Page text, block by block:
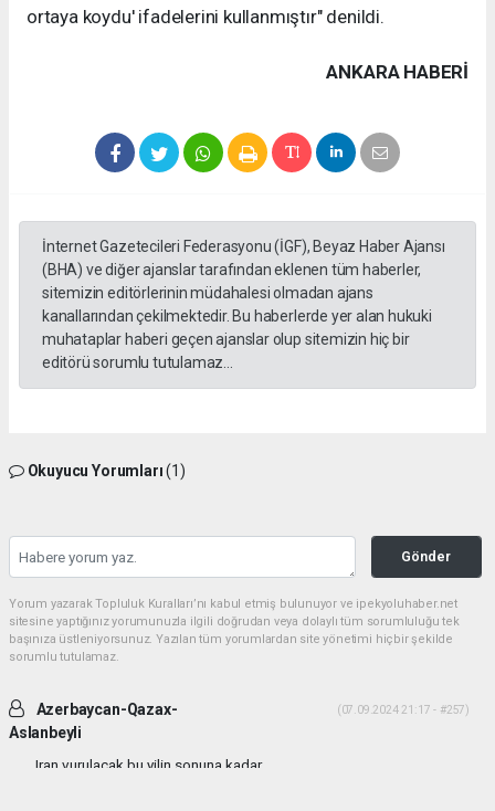
ortaya koydu' ifadelerini kullanmıştır" denildi.
ANKARA HABERİ
İnternet Gazetecileri Federasyonu (İGF), Beyaz Haber Ajansı
(BHA) ve diğer ajanslar tarafından eklenen tüm haberler,
sitemizin editörlerinin müdahalesi olmadan ajans
kanallarından çekilmektedir. Bu haberlerde yer alan hukuki
muhataplar haberi geçen ajanslar olup sitemizin hiç bir
editörü sorumlu tutulamaz...
Okuyucu Yorumları(1)
Gönder
Yorum yazarak Topluluk Kuralları’nı kabul etmiş bulunuyor ve ipekyoluhaber.net
sitesine yaptığınız yorumunuzla ilgili doğrudan veya dolaylı tüm sorumluluğu tek
başınıza üstleniyorsunuz. Yazılan tüm yorumlardan site yönetimi hiçbir şekilde
sorumlu tutulamaz.
Azerbaycan-Qazax-
Aslanbeyli
(07.09.2024 21:17 - #257)
Iran vurulacak bu yilin sonuna kadar...